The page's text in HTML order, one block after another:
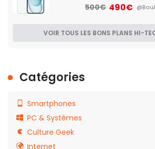
500€ 490€
VOIR TOUS LES BONS PLANS HI-
Catégories
Smartphones
PC & Systèmes
Culture Geek
Internet